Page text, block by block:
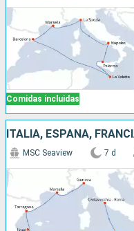
Comidas incluidas
ITALIA, ESPAÑA,
MSC Seaview 7 d